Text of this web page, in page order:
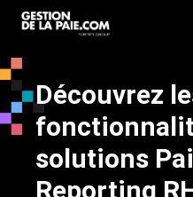
Découvrez
solutions
Reporting